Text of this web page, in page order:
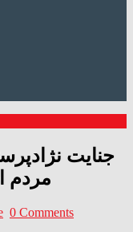
جنایت
مردم
0 Comments